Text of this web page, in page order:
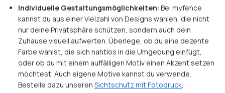
Individuelle Gestaltungsmöglichkeiten: Bei myfence
kannst du aus einer Vielzahl von Designs wählen, die nicht
nur deine Privatsphäre schützen, sondern auch dein
Zuhause visuell aufwerten. Überlege, ob du eine dezente
Farbe wählst, die sich nahtlos in die Umgebung einfügt,
oder ob du mit einem auffälligen Motiv einen Akzent setzen
möchtest. Auch eigene Motive kannst du verwende.
Bestelle dazu unseren Sichtschutz mit Fotodruck.